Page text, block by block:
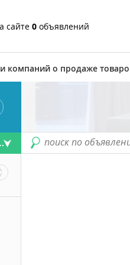
сайте 0 объявлений
компаний о продаже
поиск по